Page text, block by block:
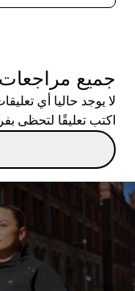
جميع مراجعات
لا يوجد حاليا أي
اكتب تعليقًا لتحظى